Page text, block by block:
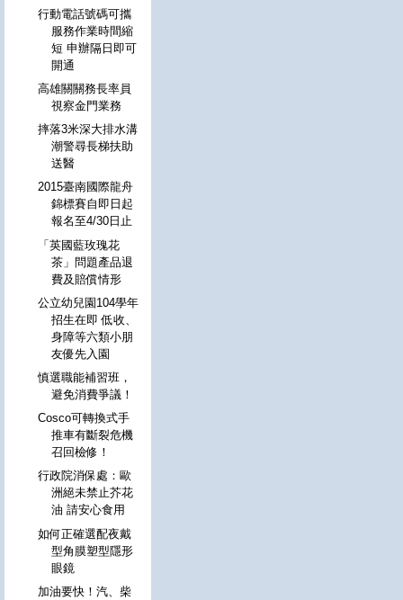
行動電話號碼可攜
服務作業時間縮
短 申辦隔日即可
開通
高雄關關務長率員
視察金門業務
摔落3米深大排水溝
潮警尋長梯扶助
送醫
2015臺南國際龍舟
錦標賽自即日起
報名至4/30日止
「英國藍玫瑰花
茶」問題產品退
費及賠償情形
公立幼兒園104學年
招生在即 低收、
身障等六類小朋
友優先入園
慎選職能補習班，
避免消費爭議！
Cosco可轉換式手
推車有斷裂危機
召回檢修！
行政院消保處：歐
洲絕未禁止芥花
油 請安心食用
如何正確選配夜戴
型角膜塑型隱形
眼鏡
加油要快！汽、柴